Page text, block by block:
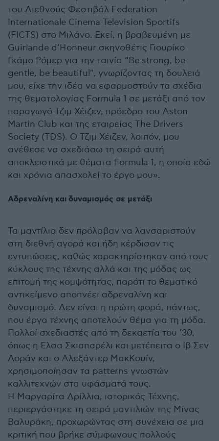
του Διεθνούς Φεστιβάλ Federation
Internationale Cinema Television Sportifs
(FICTS) στο Μιλάνο. Εκεί, η βραβευμένη με
Guirlande d’Honneur σκηνοθέτις Γιουρίκο
Γκάμο Ρόμερ για την ταινία “Be strong, be
gentle, be beautiful”, γνωρίζοντας τη δουλειά
μου, είχε την ιδέα να εφαρμοστούν τα σχέδια
της θεματολογίας Formula 1 σε μετάξι από τον
παραγωγό Τζιμ Χέιζεν, πρόεδρο του Aston
Martin Club και της εταιρείας The Drivers
Society (TDS). O Τζιμ Χέιζεν, λοιπόν, μου
ανέθεσε να σχεδιάσω τη σειρά αυτή
αποκλειστικά με θέματα Formula 1, η οποία εδώ
και χρόνια απασχολεί το έργο μου».
Αδρεναλίνη και δυναμισμός σε μετάξι
Τα μαντίλια δεν πρόλαβαν να λανσαριστούν
στη διεθνή αγορά και ήδη κέρδισαν τις
εντυπώσεις, καθώς χαρακτηρίστηκαν από τους
κύκλους της τέχνης αλλά και της μόδας ως
επιτομή της κομψότητας, παρότι το θεματικό
αντικείμενο αποπνέει αδρεναλίνη και
δυναμισμό. Δεν είναι η πρώτη φορά, πάντως,
που έργα τέχνης αποτελούν θέμα για τη μόδα.
Πολλοί σχεδιαστές από τη δεκαετία του ’30,
όπως η Ελσα Σκιαπαρέλι και μετέπειτα ο Ιβ Σεν
Λοράν και ο Αλεξάντερ ΜακΚουίν,
χρησιμοποίησαν τα patterns γνωστών
καλλιτεχνών στα υφάσματά τους.
Η Μαργαρίτα Δρίλλια, ιστορικός Τέχνης,
περιεργάστηκε τη σειρά μαντιλιών της Μίνας
Βαλυράκη, προχωρώντας στη συνέχεια σε μια
κριτική που βρήκε σύμφωνους πολλούς